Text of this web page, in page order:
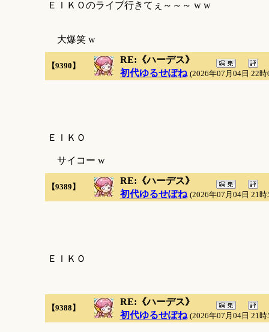
ＥＩＫＯのライブ行きてぇ～～～ w w
大爆笑 w
【9390】
RE:《ハーデス》
初代ゆるせぽね (2026年07月04日 22時
ＥＩＫＯ
サイコー w
【9389】
RE:《ハーデス》
初代ゆるせぽね (2026年07月04日 21時
ＥＩＫＯ
【9388】
RE:《ハーデス》
初代ゆるせぽね (2026年07月04日 21時